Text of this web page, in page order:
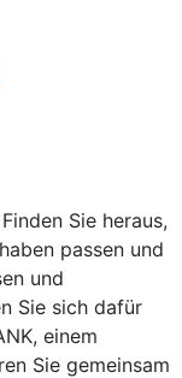
Sie heraus,
passen und
und
Sie sich dafür
einem
Sie gemeinsam